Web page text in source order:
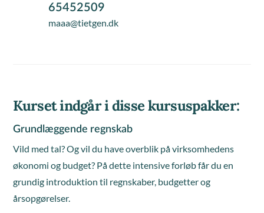
65452509
maaa@tietgen.dk
Kurset indgår i disse kursuspakker:
Grundlæggende regnskab
Vild med tal? Og vil du have overblik på virksomhedens
økonomi og budget? På dette intensive forløb får du en
grundig introduktion til regnskaber, budgetter og
årsopgørelser.